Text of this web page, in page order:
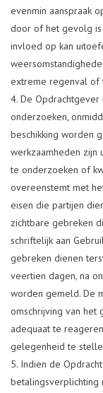
evenmin aanspraak
door of het gevolg is
invloed op kan
extreme regenval of
De
onderzoeken,
beschikking worden
werkzaamheden zijn
te onderzoeken of
overeenstemt met
eisen die partijen
zichtbare gebreken
schriftelijk aan
gebreken dienen
veertien dagen, na
worden gemeld. De
omschrijving van het
adequaat te
gelegenheid te
Indien de